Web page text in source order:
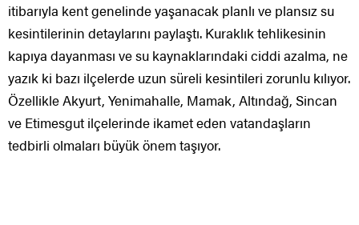
itibarıyla kent genelinde yaşanacak planlı ve plansız su
kesintilerinin detaylarını paylaştı. Kuraklık tehlikesinin
kapıya dayanması ve su kaynaklarındaki ciddi azalma, ne
yazık ki bazı ilçelerde uzun süreli kesintileri zorunlu kılıyor.
Özellikle Akyurt, Yenimahalle, Mamak, Altındağ, Sincan
ve Etimesgut ilçelerinde ikamet eden vatandaşların
tedbirli olmaları büyük önem taşıyor.